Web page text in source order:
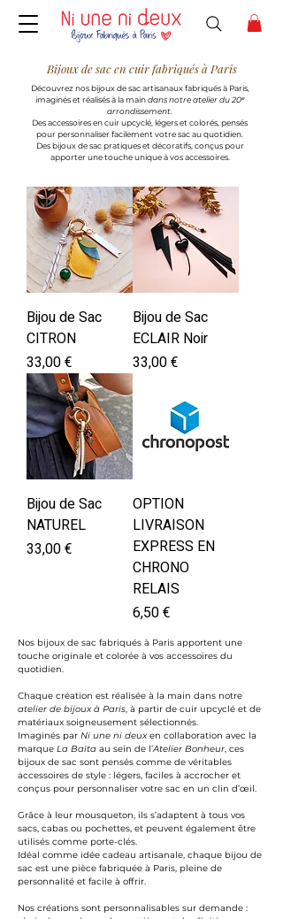
Bijoux de sac en cuir fabriqués à Paris
Découvrez nos bijoux de sac artisanaux fabriqués à Paris,
imaginés et réalisés à la maindans notre atelier du 20ᵉ
arrondissement.
Des accessoires en cuir upcyclé, légers et colorés, pensés
pour personnaliser facilement votre sac au quotidien.
Des bijoux de sac pratiques et décoratifs, conçus pour
apporter une touche unique à vos accessoires.
Bijou de Sac
CITRON
Prix
33,00 €
Bijou de Sac
ECLAIR Noir
Prix
33,00 €
Bijou de Sac
NATUREL
Prix
33,00 €
OPTION
LIVRAISON
EXPRESS EN
CHRONO
RELAIS
Prix
6,50 €
Nos bijoux de sac fabriqués à Paris apportent une
touche originale et colorée à vos accessoires du
quotidien.
Chaque création est réalisée à la main dans notre
atelier de bijoux à Paris, à partir de cuir upcyclé et de
matériaux soigneusement sélectionnés.
Imaginés par Ni une ni deuxen collaboration avec la
marque La Baïta au sein de l’Atelier Bonheur, ces
bijoux de sac sont pensés comme de véritables
accessoires de style : légers, faciles à accrocher et
conçus pour personnaliser votre sac en un clin d’œil.
Grâce à leur mousqueton, ils s’adaptent à tous vos
sacs, cabas ou pochettes, et peuvent également être
utilisés comme porte-clés.
Idéal comme idée cadeau artisanale, chaque bijou de
sac est une pièce fabriquée à Paris, pleine de
personnalité et facile à offrir.
Nos créations sont personnalisables sur demande :